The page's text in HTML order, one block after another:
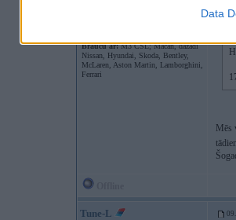
Data
Braucu ar:M3 CSL; Macan, dažādi
Nissan, Hyundai, Skoda, Bentley,
McLaren, Aston Martin, Lamborghini,
Ferrari
Mēs
Tune-L